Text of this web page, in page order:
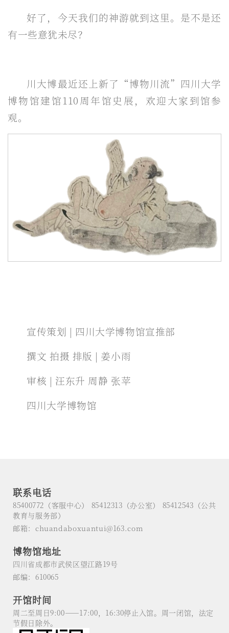
好了，今天我们的神游就到这里。是不是还
有一些意犹未尽？
川大博最近还上新了“博物川流”四川大学
博物馆建馆110周年馆史展，欢迎大家到馆参
观。
宣传策划 | 四川大学博物馆宣推部
撰文 拍摄 排版 | 姜小雨
审核 | 汪东升 周静 张苹
四川大学博物馆
联系电话
85400772（客服中心） 85412313（办公室） 85412543（公共
教育与服务部）
邮箱：chuandaboxuantui@163.com
博物馆地址
四川省成都市武侯区望江路19号
邮编：610065
开馆时间
周二至周日9:00——17:00，16:30停止入馆。周一闭馆，法定
节假日除外。